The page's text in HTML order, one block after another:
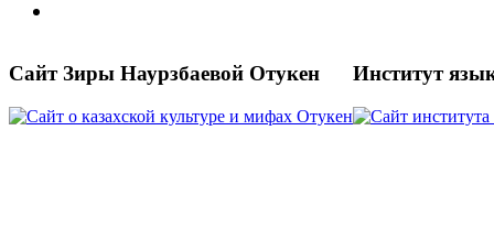
Сайт Зиры Наурзбаевой Отукен Институт